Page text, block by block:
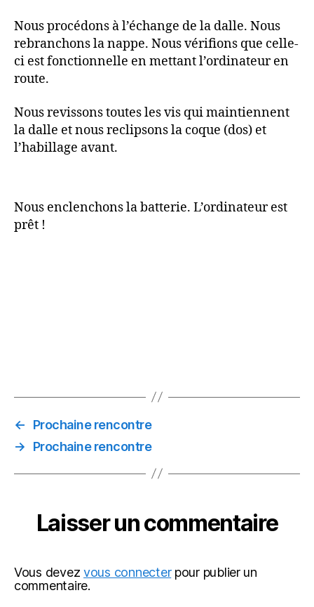
Nous procédons à l’échange de la dalle. Nous
rebranchons la nappe. Nous vérifions que celle-
ci est fonctionnelle en mettant l’ordinateur en
route.
Nous revissons toutes les vis qui maintiennent
la dalle et nous reclipsons la coque (dos) et
l’habillage avant.
Nous enclenchons la batterie. L’ordinateur est
prêt !
←
Prochaine rencontre
→
Prochaine rencontre
Laisser un commentaire
Vous devezvous connecterpour publier un
commentaire.